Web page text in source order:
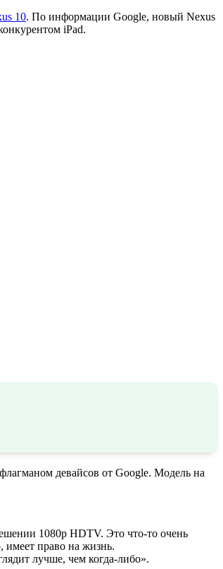
10. По информации Google, новый Nexus
iPad.
девайсов от Google. Модель на
1080р HDTV. Это что-то очень
имеет право на жизнь.
лучше, чем когда-либо».